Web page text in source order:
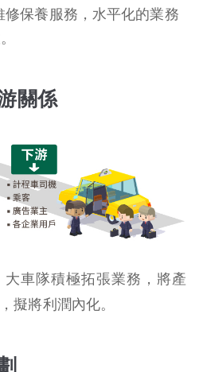
保養服務，水平化的業務
關係
車隊積極拓張業務，將產
擬將利潤內化。